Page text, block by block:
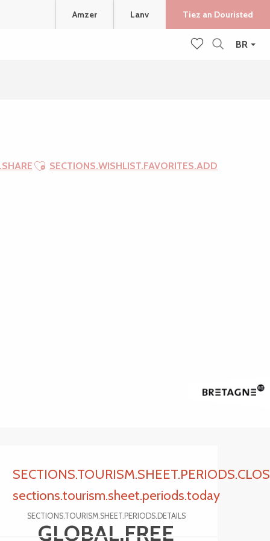
BR
Amzer Lanv Tiez an Douristed
Ajouter aux favoris
SECTIONS.WISHLIST.FAVORITES.ADD
sections.tourism.sheet.periods.today
SECTIONS.TOURISM.SHEET.PERIODS.DETAILS
GLOBAL.FREE